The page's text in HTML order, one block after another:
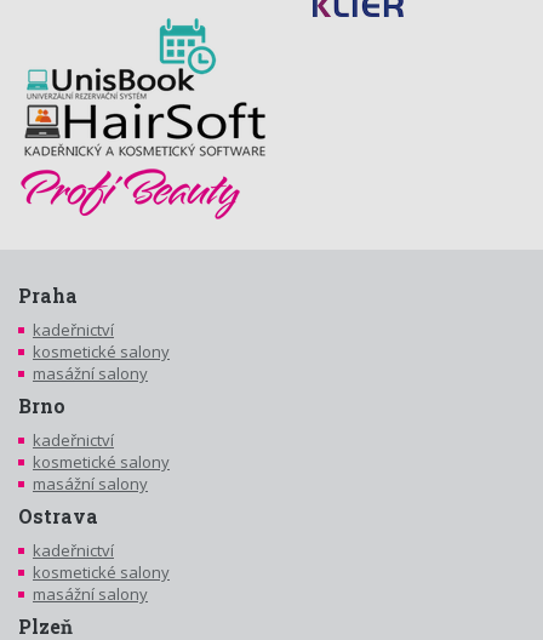
Praha
kadeřnictví
kosmetické salony
masážní salony
Brno
kadeřnictví
kosmetické salony
masážní salony
Ostrava
kadeřnictví
kosmetické salony
masážní salony
Plzeň